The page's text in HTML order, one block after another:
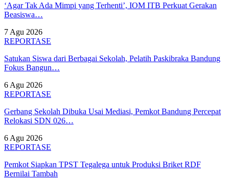
‘Agar Tak Ada Mimpi yang Terhenti’, IOM ITB Perkuat Gerakan
Beasiswa…
7 Agu 2026
REPORTASE
Satukan Siswa dari Berbagai Sekolah, Pelatih Paskibraka Bandung
Fokus Bangun…
6 Agu 2026
REPORTASE
Gerbang Sekolah Dibuka Usai Mediasi, Pemkot Bandung Percepat
Relokasi SDN 026…
6 Agu 2026
REPORTASE
Pemkot Siapkan TPST Tegalega untuk Produksi Briket RDF
Bernilai Tambah